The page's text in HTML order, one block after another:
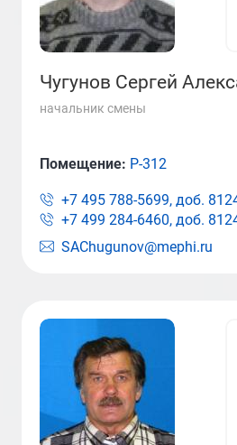
Чугунов Сергей
начальник смены
SAChugunov@mephi.ru
Помещение: Р-312
+7 495 788-5699, доб.
+7 499 284-6460, доб.